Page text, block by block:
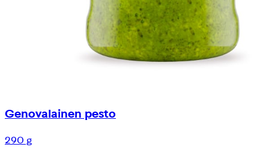
Genovalainen pesto
290 g